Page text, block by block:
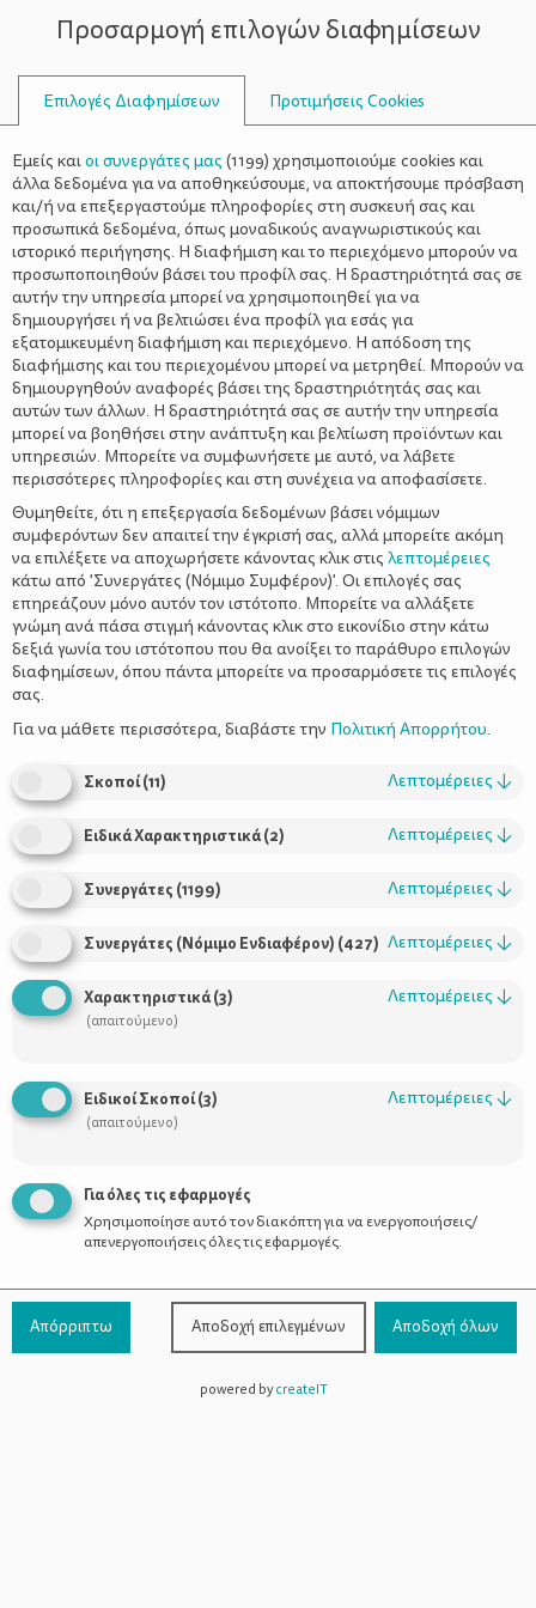
ΣΥΜΒΟΥΛΟΙ
3 – 6 ΜΗΝΏΝ
Παιδικός πυρετός - Πότε
επικοινωνούμε με τον παιδίατρο;
Χρήσιμοι Σύνδεσμοι
Προϊόντα
Επικοινωνία
800-1199-800(από σταθερό,
χωρίς χρέωση)
Προσαρμογή επιλογών διαφημίσεων
Επιλογές Διαφημίσεων Προτιμήσεις Cookies
Εμείς καιοι συνεργάτες μας (1199) χρησιμοποιούμε cookies και
άλλα δεδομένα για να αποθηκεύσουμε, να αποκτήσουμε πρόσβαση
και/ή να επεξεργαστούμε πληροφορίες στη συσκευή σας και
προσωπικά δεδομένα, όπως μοναδικούς αναγνωριστικούς και
ιστορικό περιήγησης. Η διαφήμιση και το περιεχόμενο μπορούν να
προσωποποιηθούν βάσει του προφίλ σας. Η δραστηριότητά σας σε
αυτήν την υπηρεσία μπορεί να χρησιμοποιηθεί για να
δημιουργήσει ή να βελτιώσει ένα προφίλ για εσάς για
εξατομικευμένη διαφήμιση και περιεχόμενο. Η απόδοση της
διαφήμισης και του περιεχομένου μπορεί να μετρηθεί. Μπορούν να
δημιουργηθούν αναφορές βάσει της δραστηριότητάς σας και
αυτών των άλλων. Η δραστηριότητά σας σε αυτήν την υπηρεσία
μπορεί να βοηθήσει στην ανάπτυξη και βελτίωση προϊόντων και
υπηρεσιών. Μπορείτε να συμφωνήσετε με αυτό, να λάβετε
περισσότερες πληροφορίες και στη συνέχεια να αποφασίσετε.
Θυμηθείτε, ότι η επεξεργασία δεδομένων βάσει νόμιμων
συμφερόντων δεν απαιτεί την έγκρισή σας, αλλά μπορείτε ακόμη
να επιλέξετε να αποχωρήσετε κάνοντας κλικ στις λεπτομέρειες
κάτω από 'Συνεργάτες (Νόμιμο Συμφέρον)'. Οι επιλογές σας
επηρεάζουν μόνο αυτόν τον ιστότοπο. Μπορείτε να αλλάξετε
γνώμη ανά πάσα στιγμή κάνοντας κλικ στο εικονίδιο στην κάτω
δεξιά γωνία του ιστότοπου που θα ανοίξει το παράθυρο επιλογών
διαφημίσεων, όπου πάντα μπορείτε να προσαρμόσετε τις επιλογές
σας.
Για να μάθετε περισσότερα, διαβάστε την Πολιτική Απορρήτου.
Σκοποί(11) Λεπτομέρειες ↓
Ειδικά Χαρακτηριστικά(2) Λεπτομέρειες ↓
Συνεργάτες (1199) Λεπτομέρειες ↓
Συνεργάτες (Νόμιμο Ενδιαφέρον) (427) Λεπτομέρειες ↓
Χαρακτηριστικά(3)
(απαιτούμενο)
Λεπτομέρειες ↓
Ειδικοί Σκοποί(3)
(απαιτούμενο)
Λεπτομέρειες ↓
Για όλες τις εφαρμογές
Χρησιμοποίησε αυτό τον διακόπτη για να ενεργοποιήσεις/
απενεργοποιήσεις όλες τις εφαρμογές.
Απόρριπτω Αποδοχή επιλεγμένων Αποδοχή όλων
powered bycreateIT